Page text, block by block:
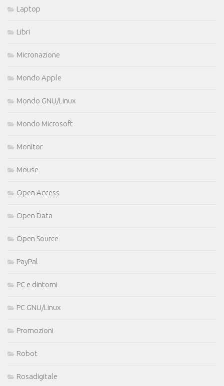
Laptop
Libri
Micronazione
Mondo Apple
Mondo GNU/Linux
Mondo Microsoft
Monitor
Mouse
Open Access
Open Data
Open Source
PayPal
PC e dintorni
PC GNU/Linux
Promozioni
Robot
Rosadigitale